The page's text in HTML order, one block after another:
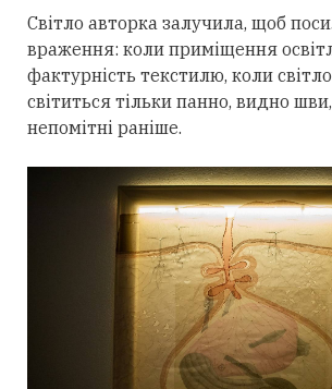
Світло авторка залучила, щоб
враження: коли приміщення
фактурність текстилю, коли
світиться тільки панно, видно
непомітні раніше.